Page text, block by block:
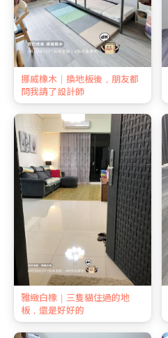
挪威橡木｜換地板後，朋友都
問我請了設計師
雅緻白橡｜三隻貓住過的地
板，還是好好的